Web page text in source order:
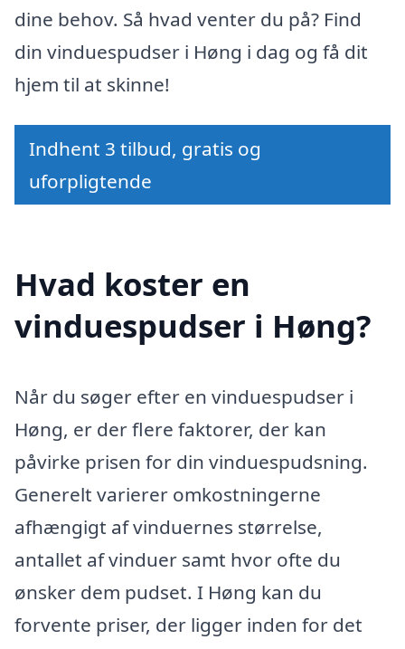
dine behov. Så hvad venter du på? Find
din vinduespudser i Høng i dag og få dit
hjem til at skinne!
Indhent 3 tilbud, gratis og
uforpligtende
Hvad koster en
vinduespudser i Høng?
Når du søger efter en vinduespudser i
Høng, er der flere faktorer, der kan
påvirke prisen for din vinduespudsning.
Generelt varierer omkostningerne
afhængigt af vinduernes størrelse,
antallet af vinduer samt hvor ofte du
ønsker dem pudset. I Høng kan du
forvente priser, der ligger inden for det